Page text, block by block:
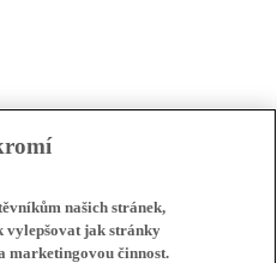
našich stránek,
vylepšovat jak stránky
marketingovou činnost.